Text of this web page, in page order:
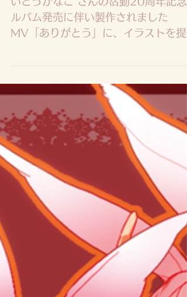
いとうかなこ さんの活動20周年記念
ラウドファウンディング）で募ったフ
ァンの愛の形ということで、MV製作
ストレッチゴール200％を決めまし
た。おめでとうございます！...